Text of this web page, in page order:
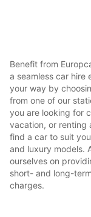
Benefit from
a seamless car hire
your way by
from one of our
you are looking for
vacation, or renting
find a car to suit
and luxury models.
ourselves on
short- and long-
charges.